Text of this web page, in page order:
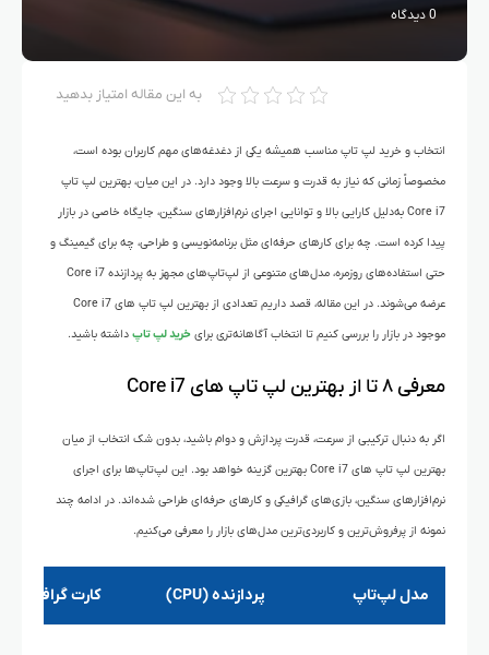
0 دیدگاه
به این مقاله امتیاز بدهید
انتخاب و خرید لپ تاپ مناسب همیشه یکی از دغدغه‌های مهم کاربران بوده است،
مخصوصاً زمانی‌ که نیاز به قدرت و سرعت بالا وجود دارد. در این میان، بهترین لپ‌ تاپ‌
Core i7 به‌دلیل کارایی بالا و توانایی اجرای نرم‌افزارهای سنگین، جایگاه خاصی در بازار
پیدا کرده است. چه برای کارهای حرفه‌ای مثل برنامه‌نویسی و طراحی، چه برای گیمینگ و
حتی استفاده‌های روزمره، مدل‌های متنوعی از لپ‌تاپ‌های مجهز به پردازنده Core i7
عرضه می‌شوند. در این مقاله، قصد داریم تعدادی از بهترین لپ‌ تاپ‌ های Core i7
موجود در بازار را بررسی کنیم تا انتخاب آگاهانه‌تری برای خرید لپ تاپ داشته باشید.
معرفی ۸ تا از بهترین لپ‌ تاپ‌ های Core i7
اگر به دنبال ترکیبی از سرعت، قدرت پردازش و دوام باشید، بدون شک انتخاب از میان
بهترین لپ‌ تاپ‌ های Core i7 بهترین گزینه خواهد بود. این لپ‌تاپ‌ها برای اجرای
نرم‌افزارهای سنگین، بازی‌های گرافیکی و کارهای حرفه‌ای طراحی شده‌اند. در ادامه چند
نمونه از پرفروش‌ترین و کاربردی‌ترین مدل‌های بازار را معرفی می‌کنیم.
مدل لپ‌تاپ پردازنده (CPU) کارت گرافیک (GPU)